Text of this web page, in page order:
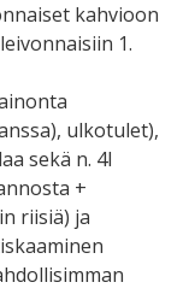
kahvioon
1.
ulkotulet),
sekä n. 4l
+
riisiä) ja